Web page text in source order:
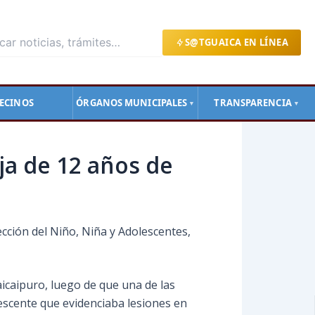
S@TGUAICA EN LÍNEA
ÓRGANOS MUNICIPALES ▼ TRANSPARENCIA ▼
de 12 años de
del Niño, Niña y Adolescentes,
luego de que una de las
que evidenciaba lesiones en